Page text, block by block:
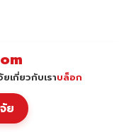
ยเกี่ยวกับเราบล็อก
ย